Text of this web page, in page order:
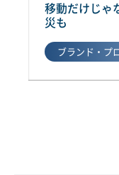
移動だけじゃ
災も
ブランド・プ